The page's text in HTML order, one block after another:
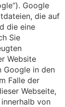
Google
die auf
die eine
Sie
Website
Google in den
Falle der
Webseite,
von